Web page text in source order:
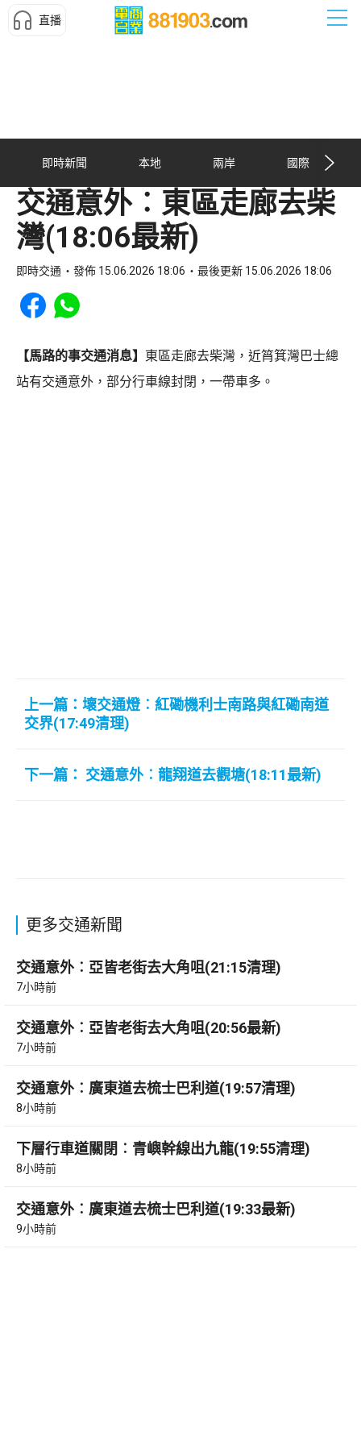
直播
即時新聞 本地 兩岸 國際
交通意外︰東區走廊去柴
灣(18:06最新)
即時交通 發佈 15.06.2026 18:06 最後更新 15.06.2026 18:06
Share to Facebook
Share to WhatsApp
【馬路的事交通消息】 東區走廊去柴灣，近筲箕灣巴士總
站有交通意外，部分行車線封閉，一帶車多。
上一篇：壞交通燈︰紅磡機利士南路與紅磡南道
交界(17:49清理)
下一篇： 交通意外︰龍翔道去觀塘(18:11最新)
更多交通新聞
交通意外︰亞皆老街去大角咀(21:15清理)
7小時前
交通意外︰亞皆老街去大角咀(20:56最新)
7小時前
交通意外︰廣東道去梳士巴利道(19:57清理)
8小時前
下層行車道關閉︰青嶼幹線出九龍(19:55清理)
8小時前
交通意外︰廣東道去梳士巴利道(19:33最新)
9小時前